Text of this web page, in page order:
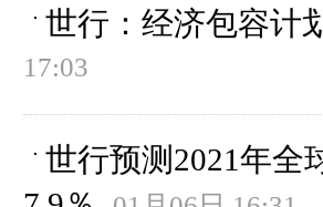
世行：经济包容计
17:03
世行预测2021年全